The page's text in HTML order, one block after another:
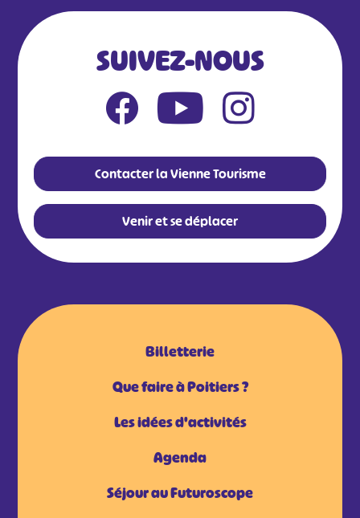
SUIVEZ-NOUS
Contacter la Vienne Tourisme
Venir et se déplacer
Billetterie
Que faire à Poitiers ?
Les idées d'activités
Agenda
Séjour au Futuroscope
# #
#
#
#